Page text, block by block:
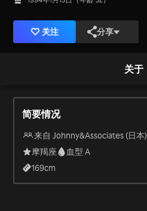
关注 分享
关于
简要情况
来自 Johnny&Associates (日本)
摩羯座
血型 A
169cm